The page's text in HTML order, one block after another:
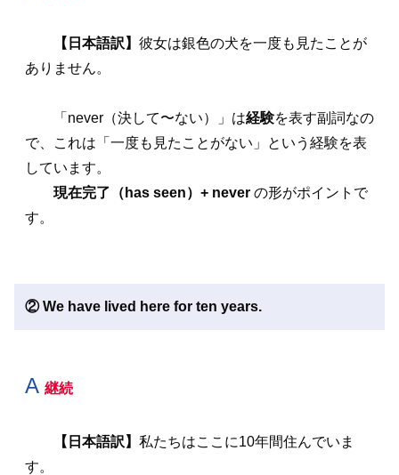
【日本語訳】 彼女は銀色の犬を一度も見たことが
ありません。
「never（決して〜ない）」は経験を表す副詞なの
で、これは「一度も見たことがない」という経験を表
しています。
現在完了（has seen）+ never の形がポイントで
す。
② We have lived here for ten years.
A 継続
【日本語訳】 私たちはここに10年間住んでいま
す。